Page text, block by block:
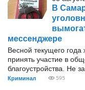
В
мессенджере
Весной текущего
принять участие в
благоустройства. Не
Криминал 595